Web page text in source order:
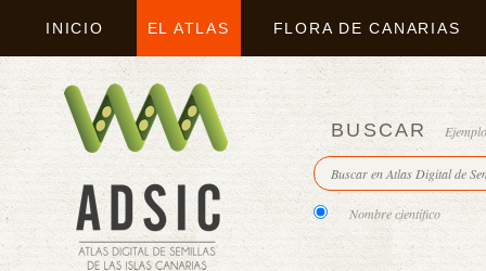
INICIO EL ATLAS FLORA DE CANARIAS
BUSCAR
Nombre científico